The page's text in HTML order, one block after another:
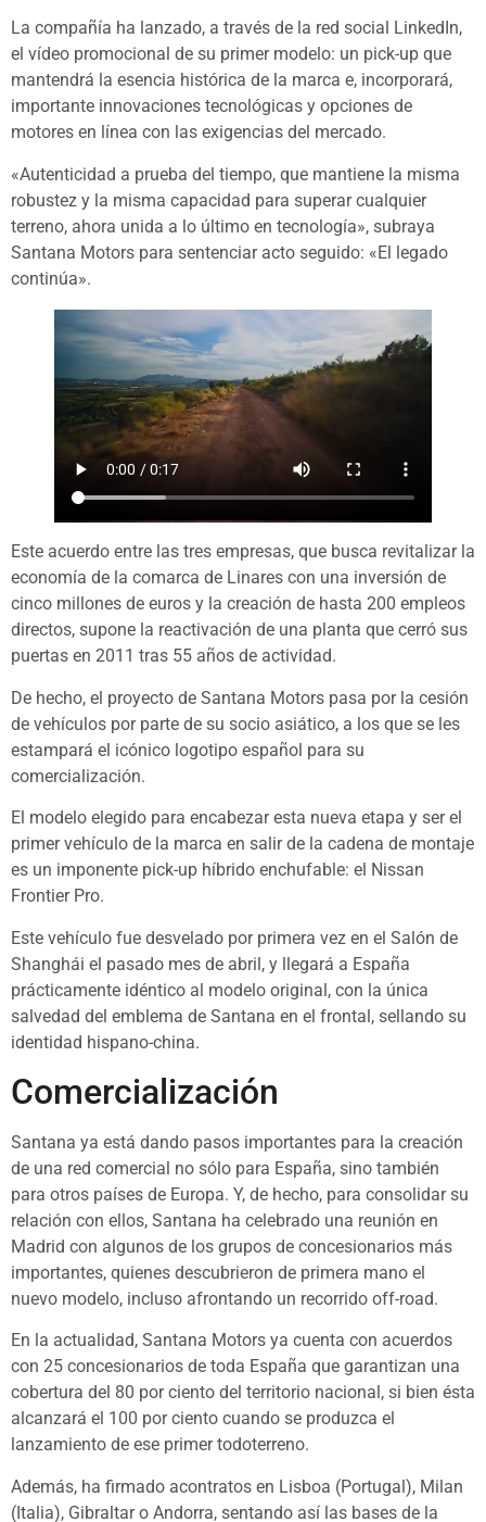
La compañía ha lanzado, a través de la red social LinkedIn,
el vídeo promocional de su primer modelo: un pick-up que
mantendrá la esencia histórica de la marca e, incorporará,
importante innovaciones tecnológicas y opciones de
motores en línea con las exigencias del mercado.
«Autenticidad a prueba del tiempo, que mantiene la misma
robustez y la misma capacidad para superar cualquier
terreno, ahora unida a lo último en tecnología», subraya
Santana Motors para sentenciar acto seguido: «El legado
continúa».
Este acuerdo entre las tres empresas, que busca revitalizar la
economía de la comarca de Linares con una inversión de
cinco millones de euros y la creación de hasta 200 empleos
directos, supone la reactivación de una planta que cerró sus
puertas en 2011 tras 55 años de actividad.
De hecho, el proyecto de Santana Motors pasa por la cesión
de vehículos por parte de su socio asiático, a los que se les
estampará el icónico logotipo español para su
comercialización.
El modelo elegido para encabezar esta nueva etapa y ser el
primer vehículo de la marca en salir de la cadena de montaje
es un imponente pick-up híbrido enchufable: el Nissan
Frontier Pro.
Este vehículo fue desvelado por primera vez en el Salón de
Shanghái el pasado mes de abril, y llegará a España
prácticamente idéntico al modelo original, con la única
salvedad del emblema de Santana en el frontal, sellando su
identidad hispano-china.
Comercialización
Santana ya está dando pasos importantes para la creación
de una red comercial no sólo para España, sino también
para otros países de Europa. Y, de hecho, para consolidar su
relación con ellos, Santana ha celebrado una reunión en
Madrid con algunos de los grupos de concesionarios más
importantes, quienes descubrieron de primera mano el
nuevo modelo, incluso afrontando un recorrido off-road.
En la actualidad, Santana Motors ya cuenta con acuerdos
con 25 concesionarios de toda España que garantizan una
cobertura del 80 por ciento del territorio nacional, si bien ésta
alcanzará el 100 por ciento cuando se produzca el
lanzamiento de ese primer todoterreno.
Además, ha firmado acontratos en Lisboa (Portugal), Milan
(Italia), Gibraltar o Andorra, sentando así las bases de la